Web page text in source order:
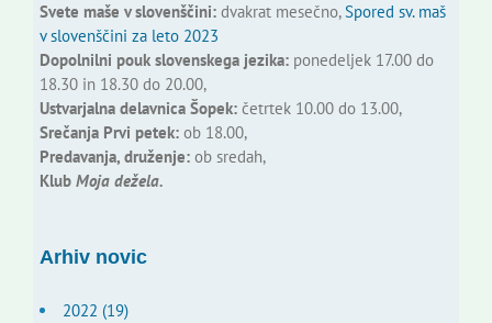
Svete maše v slovenščini:dvakrat mesečno,Spored sv. maš
v slovenščini za leto 2023
Dopolnilni pouk slovenskega jezika:ponedeljek 17.00 do
18.30 in 18.30 do 20.00,
Ustvarjalna delavnica Šopek:četrtek 10.00 do 13.00,
Srečanja Prvi petek:ob 18.00,
Predavanja, druženje:ob sredah,
Klub Moja dežela.
Arhiv novic
2022 (19)